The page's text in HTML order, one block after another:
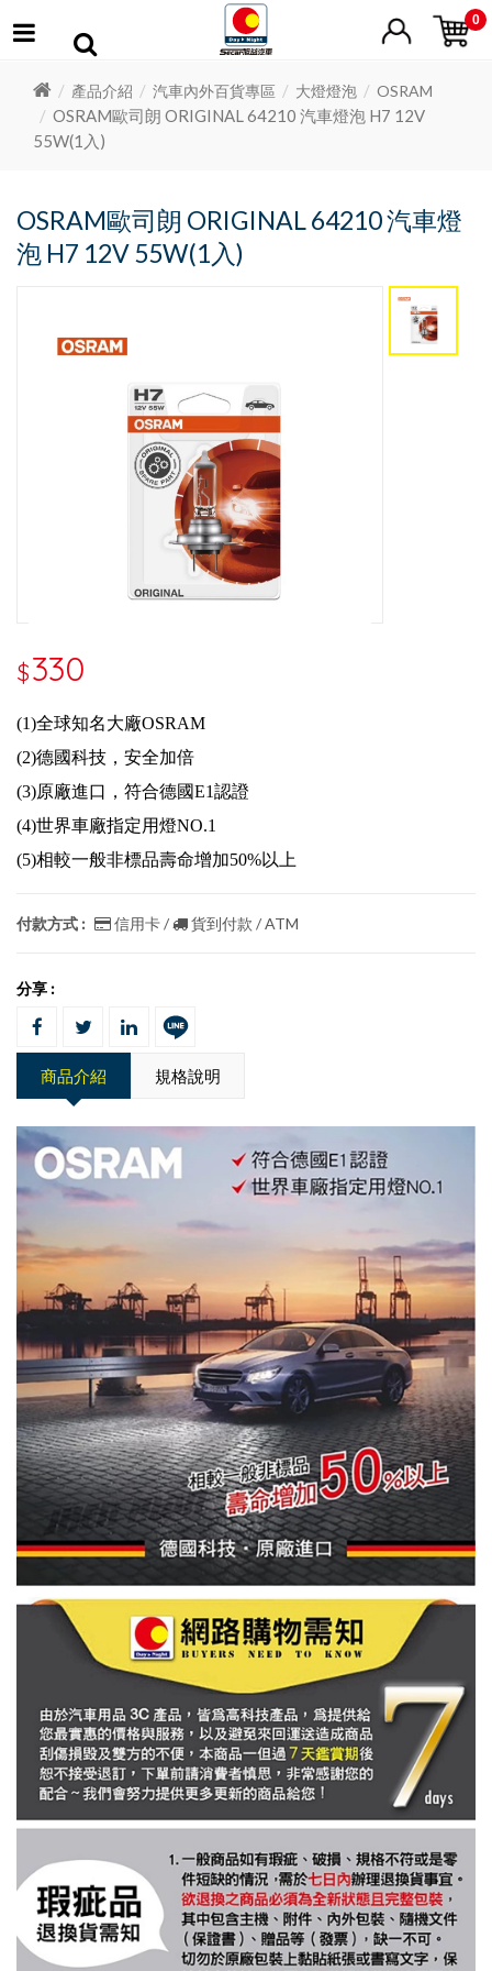
0
產品介紹 汽車內外百貨專區 大燈燈泡 OSRAM
OSRAM歐司朗 ORIGINAL 64210 汽車燈泡 H7 12V
55W(1入)
OSRAM歐司朗 ORIGINAL 64210 汽車燈
泡 H7 12V 55W(1入)
$330
(1)全球知名大廠OSRAM
(2)德國科技，安全加倍
(3)原廠進口，符合德國E1認證
(4)世界車廠指定用燈NO.1
(5)相較一般非標品壽命增加50%以上
付款方式 : 信用卡 / 貨到付款 / ATM
分享 :
商品介紹 規格說明